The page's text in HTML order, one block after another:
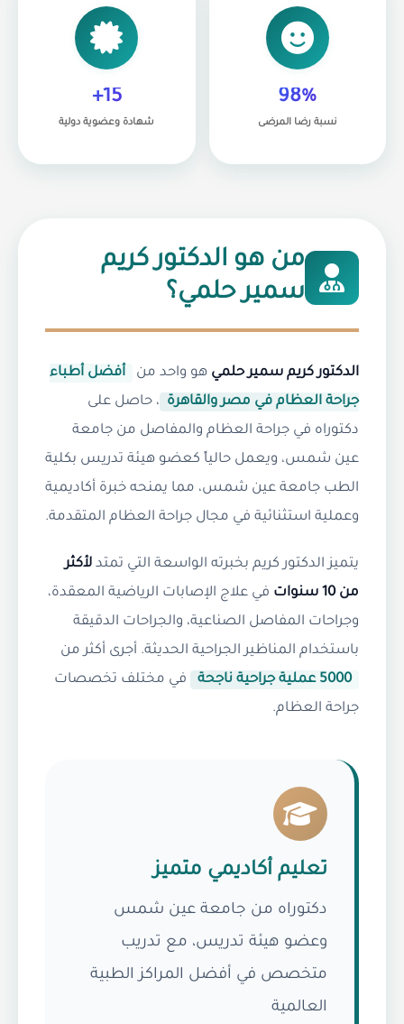
98%
نسبة رضا المرضى
15+
شهادة وعضوية دولية
من هو الدكتور كريم
سمير حلمي؟
الدكتور كريم سمير حلمي هو واحد من
أفضل أطباء
جراحة العظام في مصر والقاهرة ، حاصل على
دكتوراه في جراحة العظام والمفاصل من جامعة
عين شمس، ويعمل حالياً كعضو هيئة تدريس بكلية
الطب جامعة عين شمس، مما يمنحه خبرة أكاديمية
وعملية استثنائية في مجال جراحة العظام المتقدمة.
يتميز الدكتور كريم بخبرته الواسعة التي تمتد لأكثر
من 10 سنوات
في علاج الإصابات الرياضية المعقدة،
وجراحات المفاصل الصناعية، والجراحات الدقيقة
باستخدام المناظير الجراحية الحديثة. أجرى أكثر من
5000 عملية جراحية ناجحة
في مختلف تخصصات
جراحة العظام.
تعليم أكاديمي متميز
دكتوراه من جامعة عين شمس
وعضو هيئة تدريس، مع تدريب
متخصص في أفضل المراكز الطبية
العالمية